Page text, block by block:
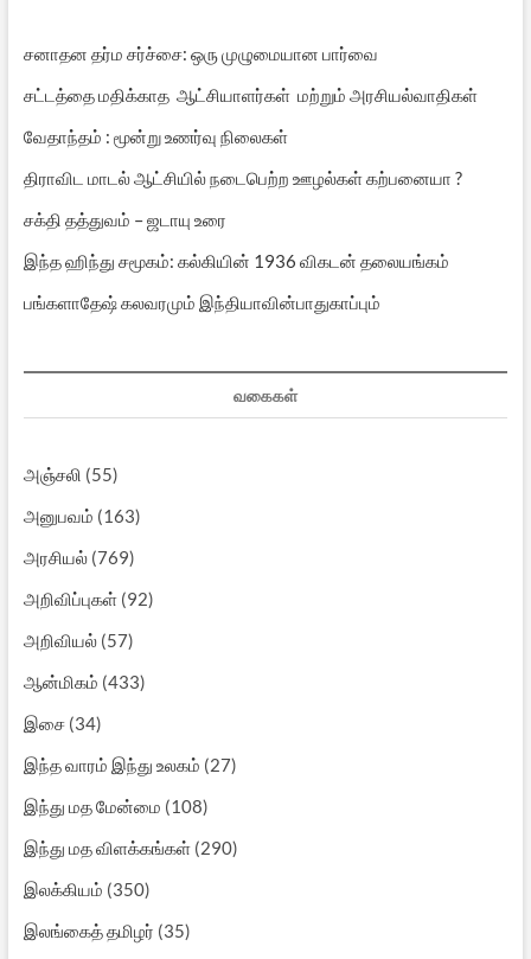
சனாதன தர்ம சர்ச்சை: ஒரு முழுமையான பார்வை
சட்டத்தை மதிக்காத ஆட்சியாளர்கள் மற்றும் அரசியல்வாதிகள்
வேதாந்தம் : மூன்று உணர்வு நிலைகள்
திராவிட மாடல் ஆட்சியில் நடைபெற்ற ஊழல்கள் கற்பனையா ?
சக்தி தத்துவம் – ஜடாயு உரை
இந்த ஹிந்து சமூகம்: கல்கியின் 1936 விகடன் தலையங்கம்
பங்களாதேஷ் கலவரமும் இந்தியாவின்பாதுகாப்பும்
வகைகள்
அஞ்சலி (55)
அனுபவம் (163)
அரசியல்(769)
அறிவிப்புகள்(92)
அறிவியல்(57)
ஆன்மிகம் (433)
இசை(34)
இந்த வாரம் இந்து உலகம் (27)
இந்து மத மேன்மை (108)
இந்து மத விளக்கங்கள்(290)
இலக்கியம் (350)
இலங்கைத் தமிழர் (35)